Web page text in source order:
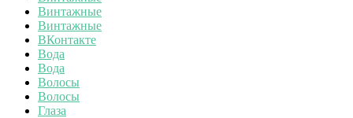
Винтажные
Винтажные
ВКонтакте
Вода
Вода
Волосы
Волосы
Глаза